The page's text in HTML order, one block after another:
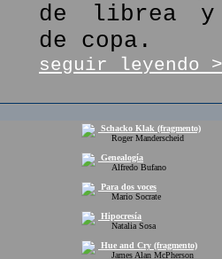
de librea y
de copa.
seguir leyendo
Schacko Klak (fragmento)
Roger Manderscheid
Genealogía
Alfredo Bufano
Para dos voces
Mario Socrate
Hipocresía
Natalia Sosa
Hue and Cry (fragmento)
James Alan McPherson